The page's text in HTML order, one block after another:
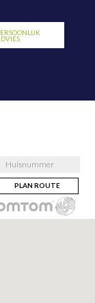
PLAN ROUTE